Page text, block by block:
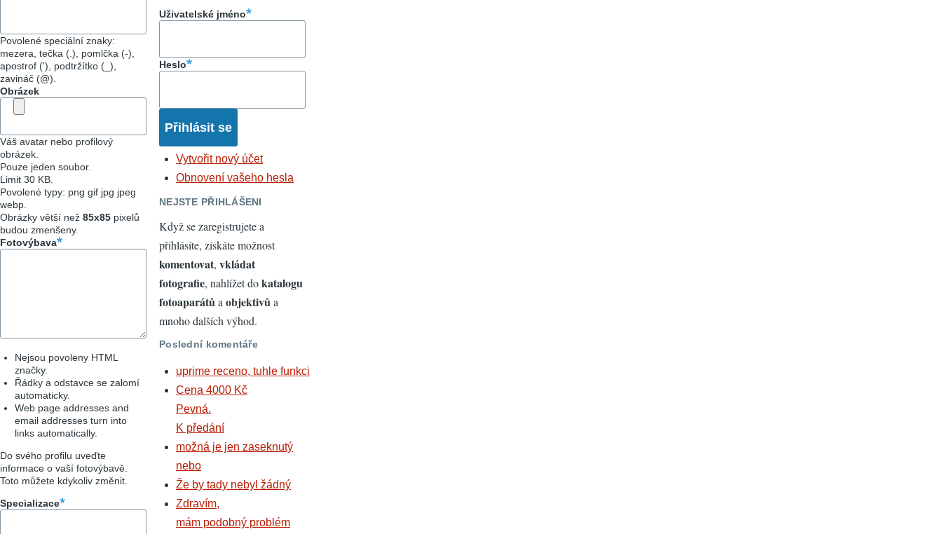
Povolené speciální znaky:
mezera, tečka (.), pomlčka (-),
apostrof ('), podtržítko (_),
zavináč (@).
Obrázek
Váš avatar nebo profilový
obrázek.
Pouze jeden soubor.
Limit 30 KB.
Povolené typy: png gif jpg jpeg
webp.
Obrázky větší než 85x85 pixelů
budou zmenšeny.
Fotovýbava
Nejsou povoleny HTML
značky.
Řádky a odstavce se zalomí
automaticky.
Web page addresses and
email addresses turn into
links automatically.
Do svého profilu uveďte
informace o vaší fotovýbavě.
Toto můžete kdykoliv změnit.
Specializace
Uživatelské jméno
Heslo
Vytvořit nový účet
Obnovení vašeho hesla
NEJSTE PŘIHLÁŠENI
Když se zaregistrujete a
přihlásíte, získáte možnost
komentovat, vkládat
fotografie, nahlížet dokatalogu
fotoaparátůa objektivůa
mnoho dalších výhod.
Poslední komentáře
uprime receno, tuhle funkci
Cena 4000 Kč
Pevná.
K předání
možná je jen zaseknutý
nebo
Že by tady nebyl žádný
Zdravím,
mám podobný problém